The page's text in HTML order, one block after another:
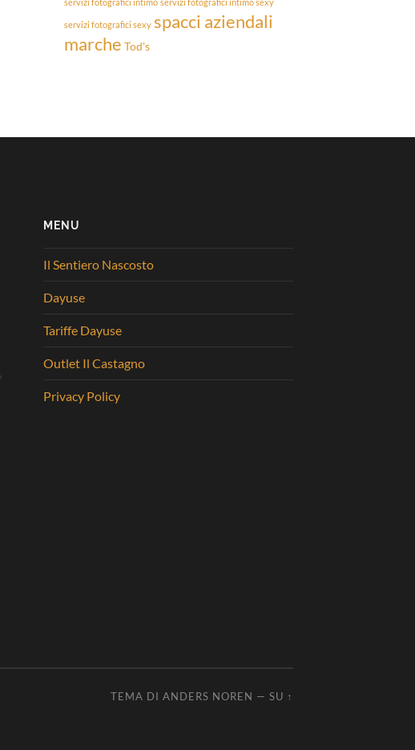
servizi fotografici intimo servizi fotografici intimo sexy
servizi fotografici sexy spacci aziendali
marche Tod's
MENU
Il Sentiero Nascosto
Dayuse
Tariffe Dayuse
Outlet Il Castagno
Privacy Policy
TEMA DI ANDERS NOREN — SU ↑